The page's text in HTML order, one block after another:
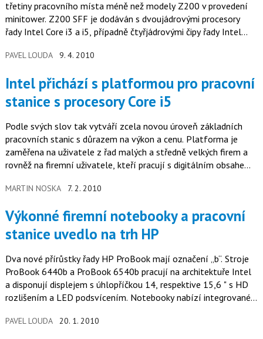
třetiny pracovního místa méně než modely Z200 v provedení
minitower. Z200 SFF je dodáván s dvoujádrovými procesory
řady Intel Core i3 a i5, případně čtyřjádrovými čipy řady Intel
PAVEL LOUDA 9. 4. 2010
Intel přichází s platformou pro pracovní
stanice s procesory Core i5
Podle svých slov tak vytváří zcela novou úroveň základních
pracovních stanic s důrazem na výkon a cenu. Platforma je
zaměřena na uživatele z řad malých a středně velkých firem a
rovněž na firemní uživatele, kteří pracují s digitálním obsahem
MARTIN NOSKA 7. 2. 2010
Výkonné firemní notebooky a pracovní
stanice uvedlo na trh HP
Dva nové přírůstky řady HP ProBook mají označení „b“. Stroje
ProBook 6440b a ProBook 6540b pracují na architektuře Intel
a disponují displejem s úhlopříčkou 14, respektive 15,6 " s HD
rozlišením a LED podsvícením. Notebooky nabízí integrované
PAVEL LOUDA 20. 1. 2010